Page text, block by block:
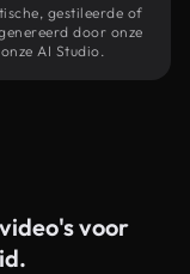
gestileerde of
door onze
AI Studio.
voor